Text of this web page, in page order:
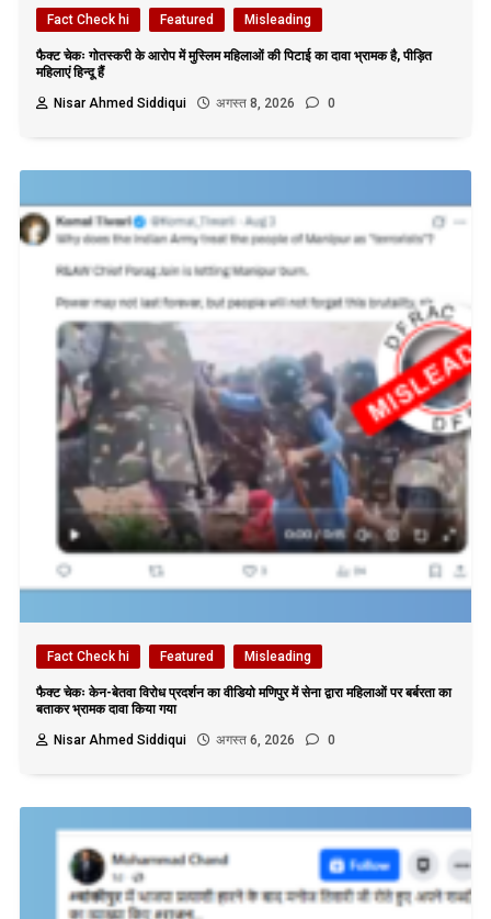
Fact Check hi Featured Misleading
फैक्ट चेकः गोतस्करी के आरोप में मुस्लिम महिलाओं की पिटाई का दावा भ्रामक है, पीड़ित
महिलाएं हिन्दू हैं
Nisar Ahmed Siddiqui
अगस्त 8, 2026 0
Fact Check hi Featured Misleading
फैक्ट चेकः केन-बेतवा विरोध प्रदर्शन का वीडियो मणिपुर में सेना द्वारा महिलाओं पर बर्बरता का
बताकर भ्रामक दावा किया गया
Nisar Ahmed Siddiqui
अगस्त 6, 2026 0